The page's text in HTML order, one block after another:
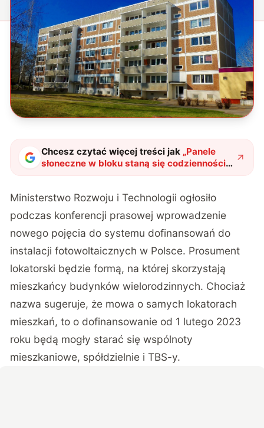
Chcesz czytać więcej treści jak „Panele
słoneczne w bloku staną się codziennością.
Wyjaśniamy, kim jest prosument lokatorski
Ministerstwo Rozwoju i Technologii ogłosiło
podczas konferencji prasowej wprowadzenie
nowego pojęcia do systemu dofinansowań do
instalacji fotowoltaicznych w Polsce. Prosument
lokatorski będzie formą, na której skorzystają
mieszkańcy budynków wielorodzinnych. Chociaż
nazwa sugeruje, że mowa o samych lokatorach
mieszkań, to o dofinansowanie od 1 lutego 2023
roku będą mogły starać się wspólnoty
mieszkaniowe, spółdzielnie i TBS-y.